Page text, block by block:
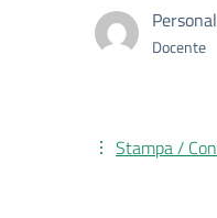
Docente
Stampa /